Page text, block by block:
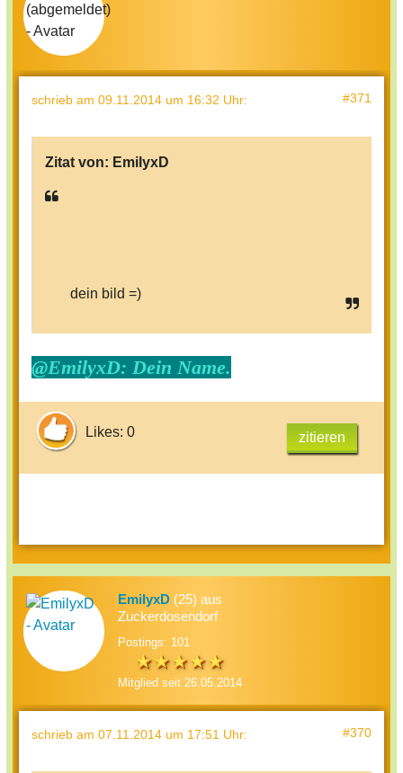
schrieb am 09.11.2014 um 16:32 Uhr: #371
Zitat von: EmilyxD
dein bild =)
@EmilyxD: Dein Name.
Likes: 0 zitieren
EmilyxD (25) aus
Zuckerdosendorf
Postings: 101
Mitglied seit 26.05.2014
schrieb am 07.11.2014 um 17:51 Uhr: #370